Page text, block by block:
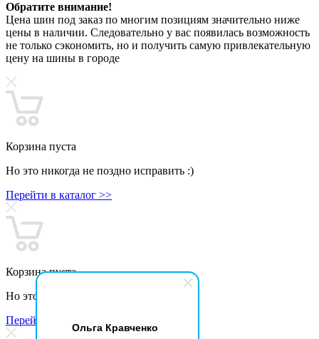
Ольга Кравченко
Обратите внимание!
Цена шин под заказ по многим позициям значительно ниже
цены в наличии. Следовательно у вас появилась возможность
не только сэкономить, но и получить самую привлекательную
цену на шины в городе
Корзина пуста
Но это никогда не поздно исправить :)
Перейти в каталог >>
Корзина пуста
Но это никогда не поздно исправить :)
Перейти в каталог >>